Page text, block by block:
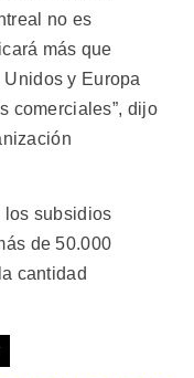
no es
más que
y Europa
comerciales”, dijo
los subsidios
de 50.000
cantidad